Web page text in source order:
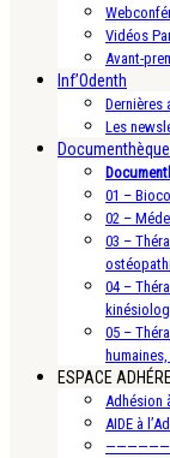
Vidéos
Avant-
Inf’Odenth
Dernières
Les
Documenthèque
01 –
02 –
03 –
04 –
05 –
ESPACE
Adhésion
AIDE à